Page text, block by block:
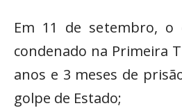
Em 11 de setembro, o
condenado na Primeira
anos e 3 meses de
golpe de Estado;